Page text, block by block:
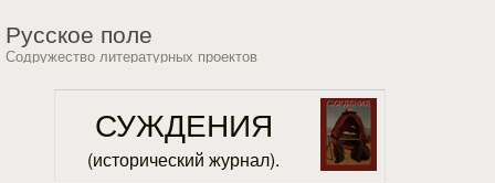
Русское поле
Содружество литературных проектов
СУЖДЕНИЯ
(исторический журнал).